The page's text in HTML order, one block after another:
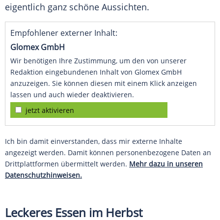
eigentlich ganz schöne Aussichten.
Empfohlener externer Inhalt:
Glomex GmbH
Wir benötigen Ihre Zustimmung, um den von unserer
Redaktion eingebundenen Inhalt von Glomex GmbH
anzuzeigen. Sie können diesen mit einem Klick anzeigen
lassen und auch wieder deaktivieren.
jetzt aktivieren
Ich bin damit einverstanden, dass mir externe Inhalte
angezeigt werden. Damit können personenbezogene Daten an
Drittplattformen übermittelt werden. Mehr dazu in unseren
Datenschutzhinweisen.
Leckeres Essen im Herbst